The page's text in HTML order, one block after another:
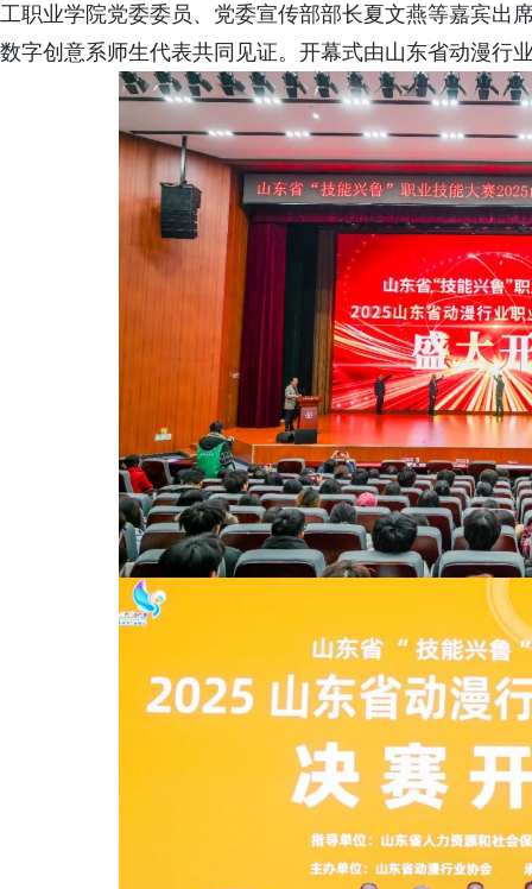
工职业学院党委委员、党委宣传部部长夏文燕等嘉宾出
数字创意系师生代表共同见证。开幕式由山东省动漫行